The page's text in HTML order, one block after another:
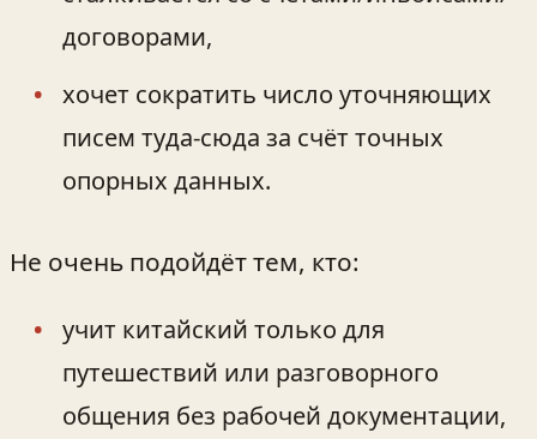
договорами,
хочет сократить число уточняющих
писем туда‑сюда за счёт точных
опорных данных.
Не очень подойдёт тем, кто:
учит китайский только для
путешествий или разговорного
общения без рабочей документации,